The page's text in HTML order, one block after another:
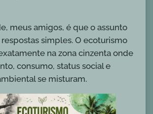
meus amigos, é que o assunto
simples. O ecoturismo
na zona cinzenta onde
consumo, status social e
se misturam.